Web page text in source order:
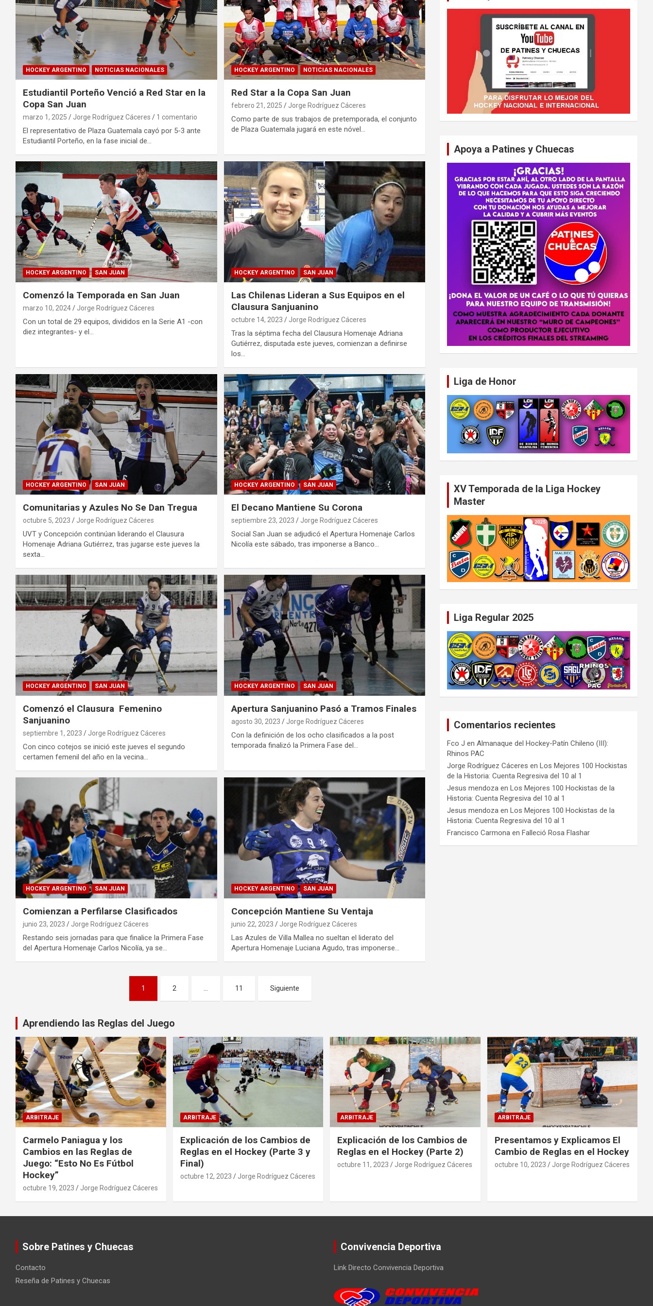
HOCKEY ARGENTINO NOTICIAS NACIONALES
Estudiantil Porteño Venció a Red Star en la
Copa San Juan
marzo 1, 2025 Jorge Rodríguez Cáceres 1 comentario
El representativo de Plaza Guatemala cayó por 5-3 ante
Estudiantil Porteño, en la fase inicial de…
HOCKEY ARGENTINO NOTICIAS NACIONALES
Red Star a la Copa San Juan
febrero 21, 2025 Jorge Rodríguez Cáceres
Como parte de sus trabajos de pretemporada, el conjunto
de Plaza Guatemala jugará en este nóvel…
HOCKEY ARGENTINO SAN JUAN
Comenzó la Temporada en San Juan
marzo 10, 2024 Jorge Rodríguez Cáceres
Con un total de 29 equipos, divididos en la Serie A1 -con
diez integrantes- y el…
HOCKEY ARGENTINO SAN JUAN
Las Chilenas Lideran a Sus Equipos en el
Clausura Sanjuanino
octubre 14, 2023 Jorge Rodríguez Cáceres
Tras la séptima fecha del Clausura Homenaje Adriana
Gutiérrez, disputada este jueves, comienzan a definirse
los…
HOCKEY ARGENTINO SAN JUAN
Comunitarias y Azules No Se Dan Tregua
octubre 5, 2023 Jorge Rodríguez Cáceres
UVT y Concepción continúan liderando el Clausura
Homenaje Adriana Gutiérrez, tras jugarse este jueves la
sexta…
HOCKEY ARGENTINO SAN JUAN
El Decano Mantiene Su Corona
septiembre 23, 2023 Jorge Rodríguez Cáceres
Social San Juan se adjudicó el Apertura Homenaje Carlos
Nicolía este sábado, tras imponerse a Banco…
HOCKEY ARGENTINO SAN JUAN
Comenzó el Clausura Femenino
Sanjuanino
septiembre 1, 2023 Jorge Rodríguez Cáceres
Con cinco cotejos se inició este jueves el segundo
certamen femenil del año en la vecina…
HOCKEY ARGENTINO SAN JUAN
Apertura Sanjuanino Pasó a Tramos Finales
agosto 30, 2023 Jorge Rodríguez Cáceres
Con la definición de los ocho clasificados a la post
temporada finalizó la Primera Fase del…
HOCKEY ARGENTINO SAN JUAN
Comienzan a Perfilarse Clasificados
junio 23, 2023 Jorge Rodríguez Cáceres
Restando seis jornadas para que finalice la Primera Fase
del Apertura Homenaje Carlos Nicolía, ya se…
HOCKEY ARGENTINO SAN JUAN
Concepción Mantiene Su Ventaja
junio 22, 2023 Jorge Rodríguez Cáceres
Las Azules de Villa Mallea no sueltan el liderato del
Apertura Homenaje Luciana Agudo, tras imponerse…
entradas
1 2 … 11 Siguiente
Apoya a Patines y Chuecas
Liga de Honor
XV Temporada de la Liga Hockey
Master
Liga Regular 2025
Comentarios recientes
Fco J enAlmanaque del Hockey-Patín Chileno (III):
Rhinos PAC
Jorge Rodríguez Cáceres enLos Mejores 100 Hockistas
de la Historia: Cuenta Regresiva del 10 al 1
Jesus mendoza enLos Mejores 100 Hockistas de la
Historia: Cuenta Regresiva del 10 al 1
Jesus mendoza enLos Mejores 100 Hockistas de la
Historia: Cuenta Regresiva del 10 al 1
Francisco Carmona enFalleció Rosa Flashar
Aprendiendo las Reglas del Juego
ARBITRAJE
Carmelo Paniagua y los
Cambios en las Reglas de
Juego: “Esto No Es Fútbol
Hockey”
octubre 19, 2023 Jorge Rodríguez Cáceres
ARBITRAJE
Explicación de los Cambios de
Reglas en el Hockey (Parte 3 y
Final)
octubre 12, 2023 Jorge Rodríguez Cáceres
ARBITRAJE
Explicación de los Cambios de
Reglas en el Hockey (Parte 2)
octubre 11, 2023 Jorge Rodríguez Cáceres
ARBITRAJE
Presentamos y Explicamos El
Cambio de Reglas en el Hockey
octubre 10, 2023 Jorge Rodríguez Cáceres
Sobre Patines y Chuecas
Contacto
Reseña de Patines y Chuecas
Convivencia Deportiva
Link Directo Convivencia Deportiva